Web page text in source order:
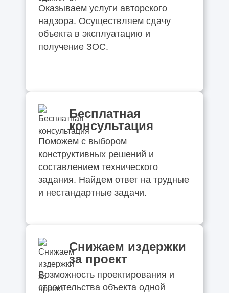
Оказываем услуги авторского
надзора. Осуществляем сдачу
объекта в эксплуатацию и
получение ЗОС.
Бесплатная
консультация
Поможем с выбором
конструктивных решений и
составлением технического
задания. Найдем ответ на трудные
и нестандартные задачи.
Снижаем издержки
за проект
Возможность проектирования и
строительства объекта одной